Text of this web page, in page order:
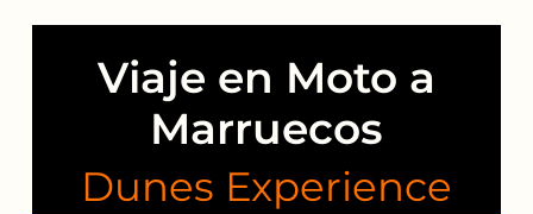
Viaje en Moto a
Marruecos
Dunes Experience